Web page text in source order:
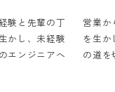
験と先輩の丁
かし、未経験
エンジニアへ
営業か
を生か
の道を